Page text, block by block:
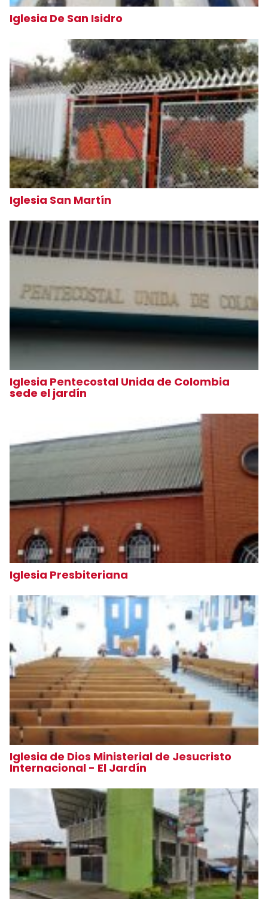
Iglesia De San Isidro
Iglesia San Martín
Iglesia Pentecostal Unida de Colombia
sede el jardín
Iglesia Presbiteriana
Iglesia de Dios Ministerial de Jesucristo
Internacional - El Jardín